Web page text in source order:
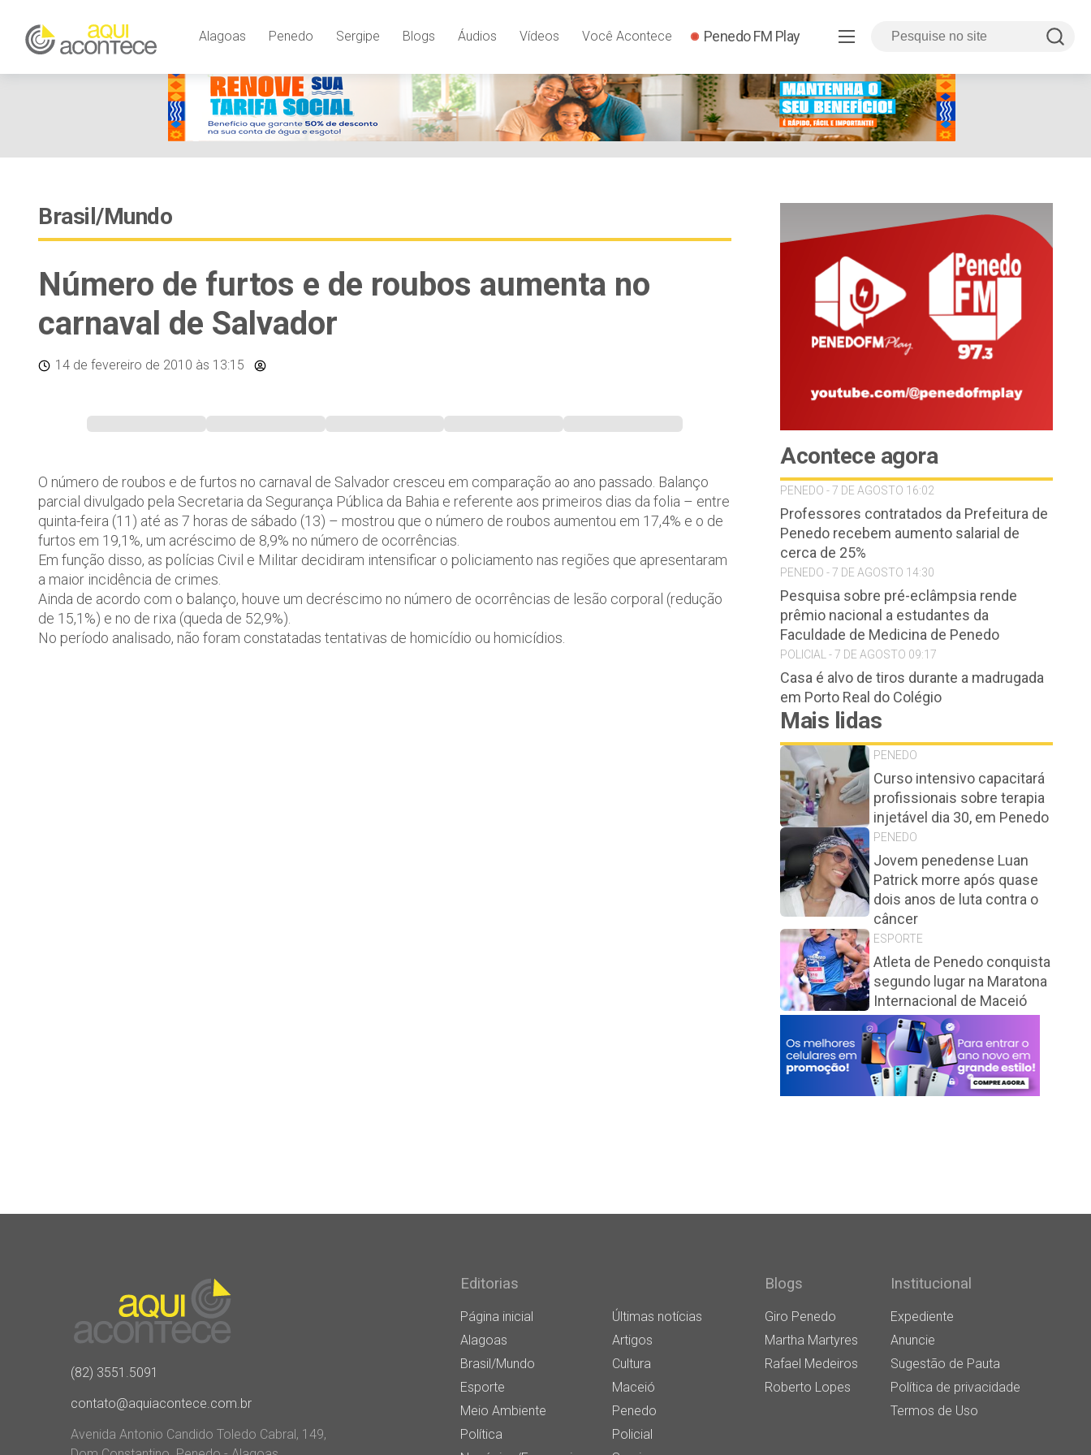
Alagoas Penedo Sergipe Blogs Áudios Vídeos Você Acontece Penedo FM Play
Brasil/Mundo
Número de furtos e de roubos aumenta no
carnaval de Salvador
14 de fevereiro de 2010 às 13:15
O número de roubos e de furtos no carnaval de Salvador cresceu em comparação ao ano passado. Balanço
parcial divulgado pela Secretaria da Segurança Pública da Bahia e referente aos primeiros dias da folia – entre
quinta-feira (11) até as 7 horas de sábado (13) – mostrou que o número de roubos aumentou em 17,4% e o de
furtos em 19,1%, um acréscimo de 8,9% no número de ocorrências.
Em função disso, as polícias Civil e Militar decidiram intensificar o policiamento nas regiões que apresentaram
a maior incidência de crimes.
Ainda de acordo com o balanço, houve um decréscimo no número de ocorrências de lesão corporal (redução
de 15,1%) e no de rixa (queda de 52,9%).
No período analisado, não foram constatadas tentativas de homicídio ou homicídios.
Acontece agora
PENEDO - 7 DE AGOSTO 16:02
Professores contratados da Prefeitura de
Penedo recebem aumento salarial de
cerca de 25%
PENEDO - 7 DE AGOSTO 14:30
Pesquisa sobre pré-eclâmpsia rende
prêmio nacional a estudantes da
Faculdade de Medicina de Penedo
POLICIAL - 7 DE AGOSTO 09:17
Casa é alvo de tiros durante a madrugada
em Porto Real do Colégio
Mais lidas
PENEDO
Curso intensivo capacitará
profissionais sobre terapia
injetável dia 30, em Penedo
PENEDO
Jovem penedense Luan
Patrick morre após quase
dois anos de luta contra o
câncer
ESPORTE
Atleta de Penedo conquista
segundo lugar na Maratona
Internacional de Maceió
(82) 3551.5091
contato@aquiacontece.com.br
Avenida Antonio Candido Toledo Cabral, 149,
Editorias
Página inicial
Últimas notícias
Alagoas
Artigos
Brasil/Mundo
Cultura
Esporte
Maceió
Meio Ambiente
Penedo
Política
Policial
Blogs
Giro Penedo
Martha Martyres
Rafael Medeiros
Roberto Lopes
Institucional
Expediente
Anuncie
Sugestão de Pauta
Política de privacidade
Termos de Uso